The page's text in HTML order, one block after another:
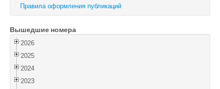
Поиск
Войти
Правила оформления публикаций
Вышедшие номера
2026
2025
2024
2023